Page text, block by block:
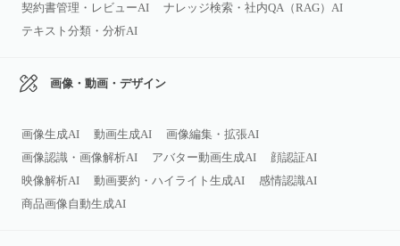
契約書管理・レビューAI
ナレッジ検索・社内QA（RAG）AI
テキスト分類・分析AI
画像・動画・デザイン
画像生成AI 動画生成AI
画像編集・拡張AI
画像認識・画像解析AI
アバター動画生成AI
顔認証AI
映像解析AI
動画要約・ハイライト生成AI
感情認識AI
商品画像自動生成AI